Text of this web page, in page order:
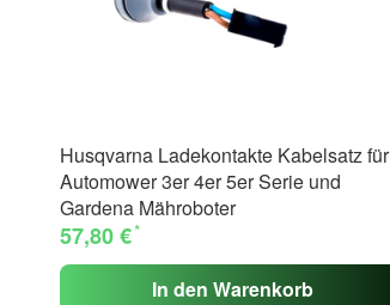
Husqvarna Ladekontakte Kabelsatz für
Automower 3er 4er 5er Serie und
Gardena Mähroboter
57,80 €*
In den Warenkorb